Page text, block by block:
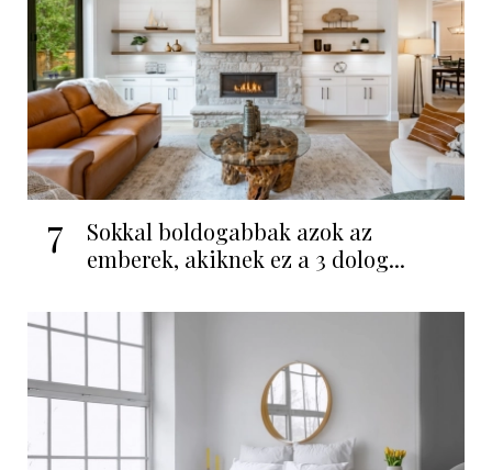
7
Sokkal boldogabbak azok az
emberek, akiknek ez a 3 dolog...